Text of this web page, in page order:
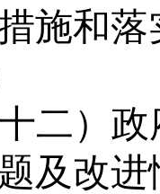
施和落
十二）
及改进